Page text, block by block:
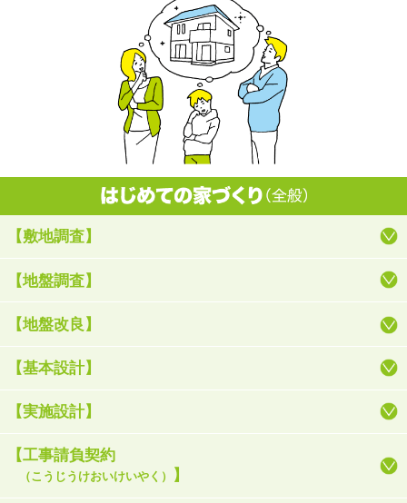
【敷地調査】
【地盤調査】
【地盤改良】
【基本設計】
【実施設計】
【工事請負契約
（こうじうけおいけいやく） 】